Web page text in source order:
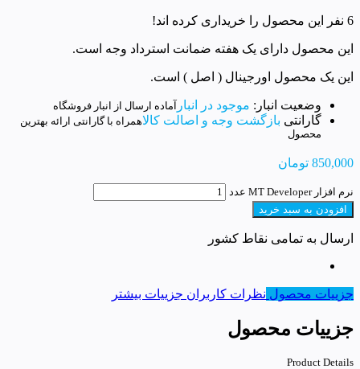
6 نفر این محصول را خریداری کرده اند!
این محصول دارای یک هفته ضمانت استرداد وجه است.
این یک محصول اورجینال ( اصل ) است.
وضعیت انبار: موجود در انبار آماده ارسال از انبار فروشگاه
گارانتی بازگشت وجه و اصالت کالاهمراه با گارانتی ارائه بهترین
محصول
850,000 تومان
نرم افزار MT Developer عدد
افزودن به سبد خرید
ارسال به تمامی نقاط کشور
جزییات محصول نظرات کاربران جزییات بیشتر
جزییات محصول
Product Details